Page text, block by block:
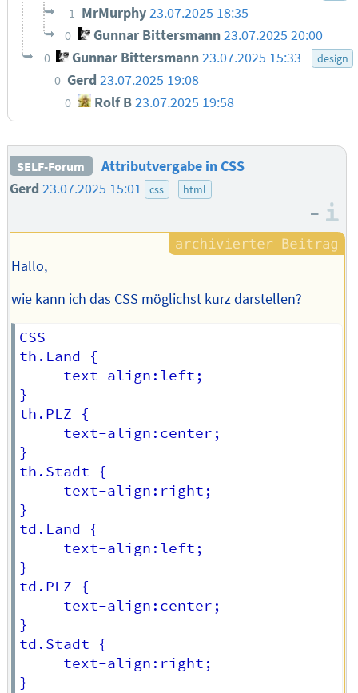
-1 MrMurphy23.07.2025 18:35
0 Gunnar Bittersmann23.07.2025 20:00
0 Gunnar Bittersmann23.07.2025 15:33 design
0 Gerd 23.07.2025 19:08
0 Rolf B 23.07.2025 19:58
SELF-Forum
Attributvergabe in CSS
Gerd 23.07.2025 15:01 css html
–
Hallo,
wie kann ich das CSS möglichst kurz darstellen?
CSS
th.Land {
     text-align:left;
}
th.PLZ {
     text-align:center;
}
th.Stadt {
     text-align:right;
}
td.Land {
     text-align:left;
}
td.PLZ {
     text-align:center;
}
td.Stadt {
     text-align:right;
}